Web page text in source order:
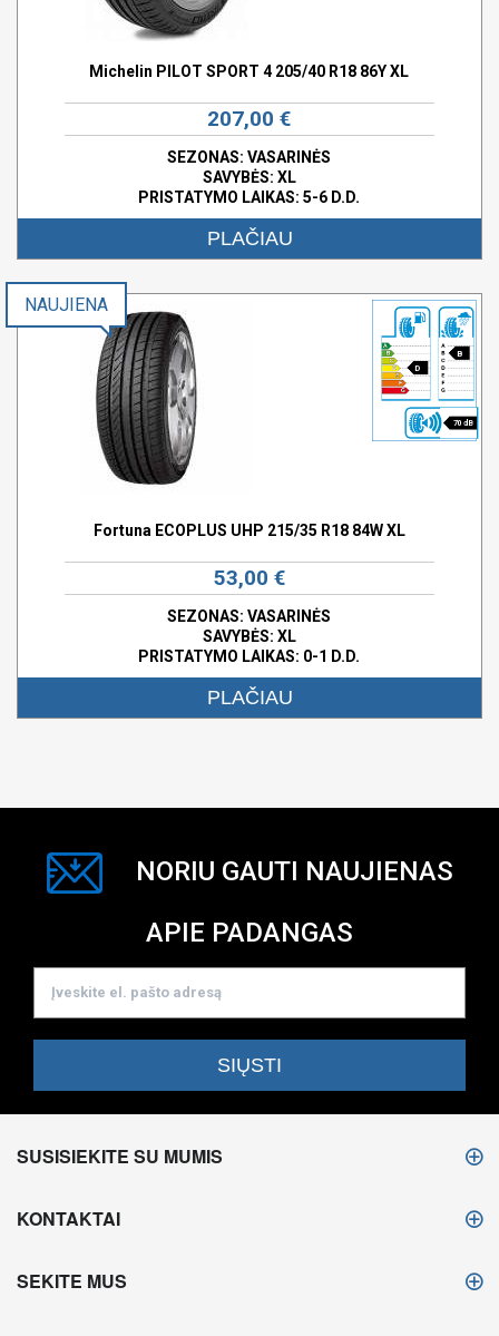
Michelin PILOT SPORT 4 205/40 R18 86Y XL
207,00 €
SEZONAS: VASARINĖS
SAVYBĖS: XL
PRISTATYMO LAIKAS: 5-6 D.D.
PLAČIAU
D
B
70 dB
NAUJIENA
Fortuna ECOPLUS UHP 215/35 R18 84W XL
53,00 €
SEZONAS: VASARINĖS
SAVYBĖS: XL
PRISTATYMO LAIKAS: 0-1 D.D.
PLAČIAU
NORIU GAUTI NAUJIENAS
APIE PADANGAS
SUSISIEKITE SU MUMIS
KONTAKTAI
SEKITE MUS